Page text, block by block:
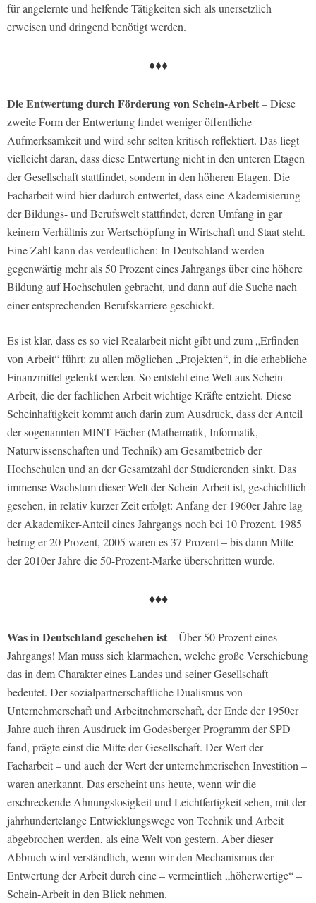
für angelernte und helfende Tätigkeiten sich als unersetzlich
erweisen und dringend benötigt werden.
♦♦♦
Die Entwertung durch Förderung von Schein-Arbeit– Diese
zweite Form der Entwertung findet weniger öffentliche
Aufmerksamkeit und wird sehr selten kritisch reflektiert. Das liegt
vielleicht daran, dass diese Entwertung nicht in den unteren Etagen
der Gesellschaft stattfindet, sondern in den höheren Etagen. Die
Facharbeit wird hier dadurch entwertet, dass eine Akademisierung
der Bildungs- und Berufswelt stattfindet, deren Umfang in gar
keinem Verhältnis zur Wertschöpfung in Wirtschaft und Staat steht.
Eine Zahl kann das verdeutlichen: In Deutschland werden
gegenwärtig mehr als 50 Prozent eines Jahrgangs über eine höhere
Bildung auf Hochschulen gebracht, und dann auf die Suche nach
einer entsprechenden Berufskarriere geschickt.
Es ist klar, dass es so viel Realarbeit nicht gibt und zum „Erfinden
von Arbeit“ führt: zu allen möglichen „Projekten“, in die erhebliche
Finanzmittel gelenkt werden. So entsteht eine Welt aus Schein-
Arbeit, die der fachlichen Arbeit wichtige Kräfte entzieht. Diese
Scheinhaftigkeit kommt auch darin zum Ausdruck, dass der Anteil
der sogenannten MINT-Fächer (Mathematik, Informatik,
Naturwissenschaften und Technik) am Gesamtbetrieb der
Hochschulen und an der Gesamtzahl der Studierenden sinkt. Das
immense Wachstum dieser Welt der Schein-Arbeit ist, geschichtlich
gesehen, in relativ kurzer Zeit erfolgt: Anfang der 1960er Jahre lag
der Akademiker-Anteil eines Jahrgangs noch bei 10 Prozent. 1985
betrug er 20 Prozent, 2005 waren es 37 Prozent – bis dann Mitte
der 2010er Jahre die 50-Prozent-Marke überschritten wurde.
♦♦♦
Was in Deutschland geschehen ist– Über 50 Prozent eines
Jahrgangs! Man muss sich klarmachen, welche große Verschiebung
das in dem Charakter eines Landes und seiner Gesellschaft
bedeutet. Der sozialpartnerschaftliche Dualismus von
Unternehmerschaft und Arbeitnehmerschaft, der Ende der 1950er
Jahre auch ihren Ausdruck im Godesberger Programm der SPD
fand, prägte einst die Mitte der Gesellschaft. Der Wert der
Facharbeit – und auch der Wert der unternehmerischen Investition –
waren anerkannt. Das erscheint uns heute, wenn wir die
erschreckende Ahnungslosigkeit und Leichtfertigkeit sehen, mit der
jahrhundertelange Entwicklungswege von Technik und Arbeit
abgebrochen werden, als eine Welt von gestern. Aber dieser
Abbruch wird verständlich, wenn wir den Mechanismus der
Entwertung der Arbeit durch eine – vermeintlich „höherwertige“ –
Schein-Arbeit in den Blick nehmen.